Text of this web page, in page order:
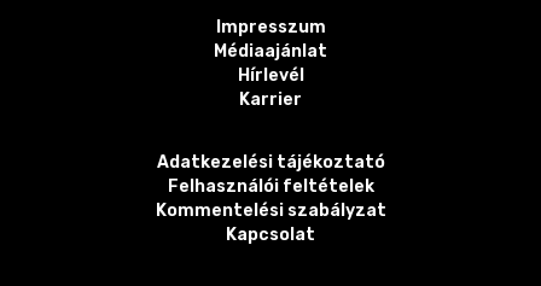
Impresszum
Médiaajánlat
Hírlevél
Karrier
Adatkezelési tájékoztató
Felhasználói feltételek
Kommentelési szabályzat
Kapcsolat